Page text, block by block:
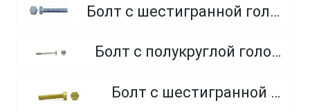
Болт с шестигранной головкой, полная резьба, класс прочности 10.9 и 12.9
Болт с полукруглой головкой и квадратным подголовником
Болт с шестигранной головкой, из латуни